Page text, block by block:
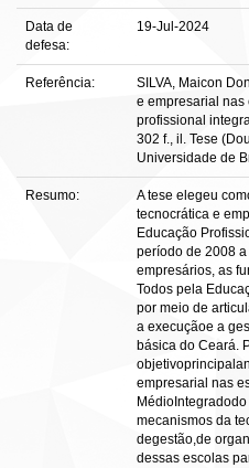
Data de
defesa:
19-Jul-2024
Referência:
SILVA, Maicon
e empresarial
profissional
302 f., il. Tese
Universidade de
Resumo:
A tese elegeu
tecnocrática e
Educação
período de 2008
empresários, as
Todos pela
por meio de
a execuçãoe a
básica do Ceará.
empresarial nas
mecanismos da
degestão,de
dessas escolas